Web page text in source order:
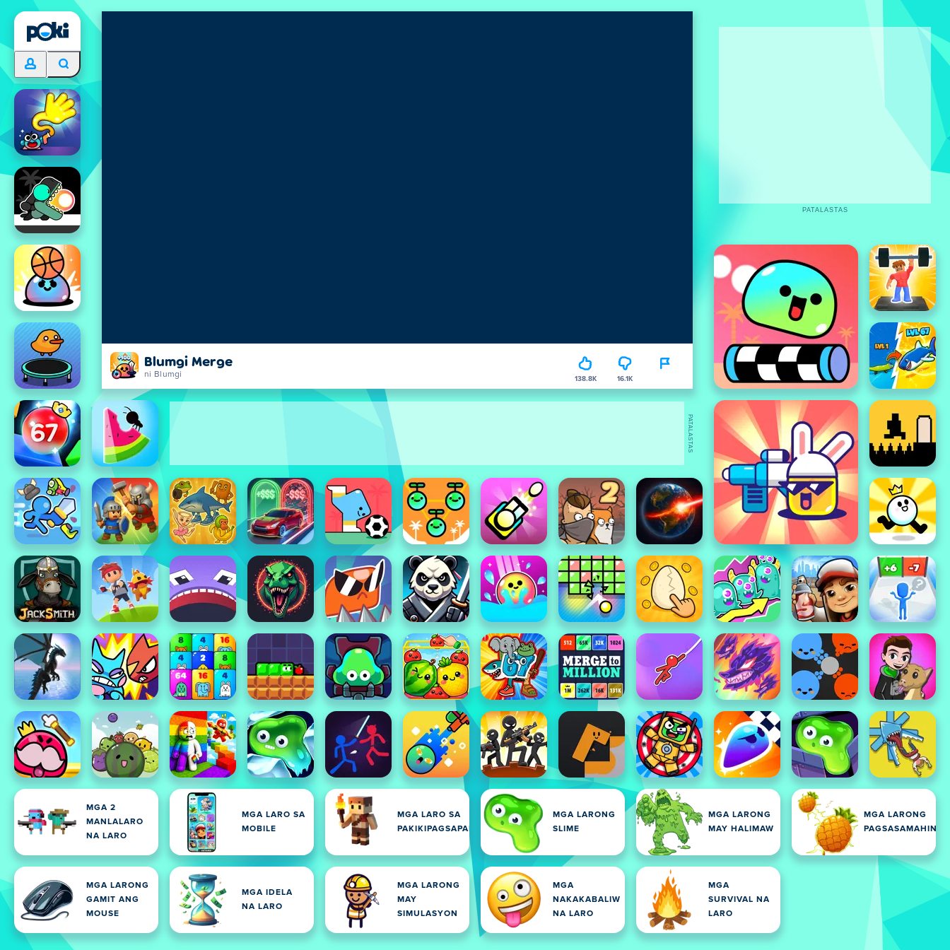
Blumgi Merge
ni Blumgi 138.8K 16.1K
MGA 2
MANLALARO
NA LARO
MGA LARO SA
MOBILE
MGA LARO SA
PAKIKIPAGSAPALARAN
MGA LARONG
SLIME
MGA LARONG
MAY HALIMAW
MGA LARONG
PAGSASAMAHIN
MGA LARONG
GAMIT ANG
MOUSE
MGA IDELA
NA LARO
MGA LARONG
MAY
SIMULASYON
MGA
NAKAKABALIW
NA LARO
MGA
SURVIVAL NA
LARO
PATALASTAS
PATALASTAS